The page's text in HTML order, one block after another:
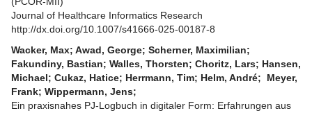
Journal of Healthcare Informatics Research
http://dx.doi.org/10.1007/s41666-025-00187-8
Wacker, Max; Awad, George; Scherner, Maximilian;
Fakundiny, Bastian; Walles, Thorsten; Choritz, Lars; Hansen,
Michael; Cukaz, Hatice; Herrmann, Tim; Helm, André; Meyer,
Frank; Wippermann, Jens;
Ein praxisnahes PJ-Logbuch in digitaler Form: Erfahrungen aus